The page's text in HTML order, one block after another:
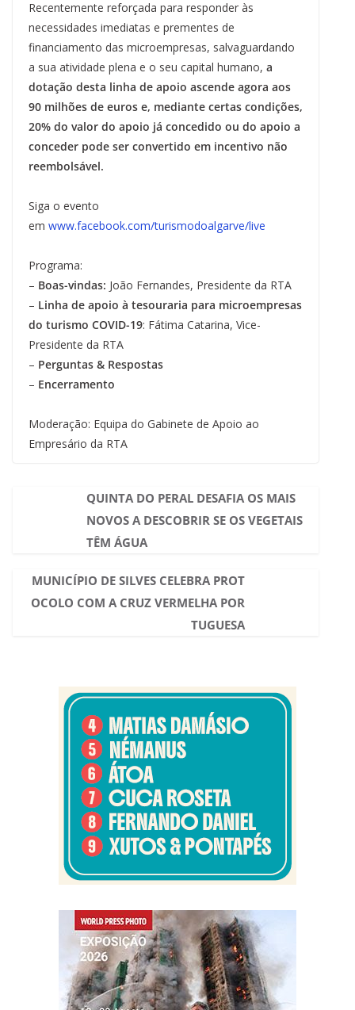
Recentemente reforçada para responder às
necessidades imediatas e prementes de
financiamento das microempresas, salvaguardando
a sua atividade plena e o seu capital humano, a
dotação desta linha de apoio ascende agora aos
90 milhões de euros e, mediante certas condições,
20% do valor do apoio já concedido ou do apoio a
conceder pode ser convertido em incentivo não
reembolsável.
Siga o evento
em www.facebook.com/turismodoalgarve/live
Programa:
– Boas-vindas: João Fernandes, Presidente da RTA
– Linha de apoio à tesouraria para microempresas
do turismo COVID-19: Fátima Catarina, Vice-
Presidente da RTA
– Perguntas & Respostas
– Encerramento
Moderação: Equipa do Gabinete de Apoio ao
Empresário da RTA
QUINTA DO PERAL DESAFIA OS MAIS
NOVOS A DESCOBRIR SE OS VEGETAIS
TÊM ÁGUA
MUNICÍPIO DE SILVES CELEBRA PROT
OCOLO COM A CRUZ VERMELHA POR
TUGUESA